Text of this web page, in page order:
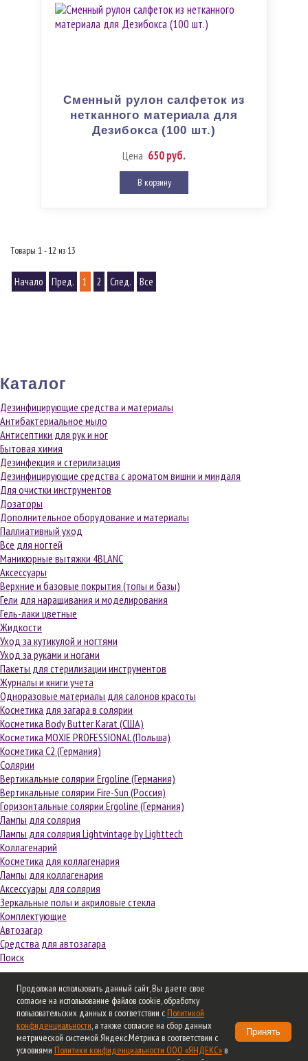
Продолжая использовать данный сайт, Вы даете свое
согласие на использование файлов cookie, обработку
пользовательских данных в соответствии с Политикой
конфиденциальности, а также согласие на сбор данных
метрической системой Яндекс.Метрика в соответствии с
условиями Политики конфиденциальности ООО «ЯНДЕКС» в
Принять
Сменный рулон салфеток из
нетканного материала для
Дезибокса (100 шт.)
Цена 650 руб.
В корзину
Товары 1 - 12 из 13
Начало Пред. 1 2 След. Все
Каталог
Дезинфицирующие средства и материалы
Антибактериальное мыло
Антисептики для рук и ног
Бытовая химия
Дезинфекция и стерилизация
Дезинфицирующие средства с ароматом вишни и миндаля
Для очистки инструментов
Дозаторы
Дополнительное оборудование и материалы
Паллиативный уход
Все для ногтей
Маникюрные вытяжки 4BLANC
Аксессуары
Верхние и базовые покрытия (топы и базы)
Гели для наращивания и моделирования
Гель-лаки цветные
Жидкости
Уход за кутикулой и ногтями
Уход за руками и ногами
Пакеты для стерилизации инструментов
Журналы и книги учета
Одноразовые материалы для салонов красоты
Косметика для загара в солярии
Косметика Body Butter Karat (США)
Косметика MOXIE PROFESSIONAL (Польша)
Косметика С2 (Германия)
Солярии
Вертикальные солярии Ergoline (Германия)
Вертикальные солярии Fire-Sun (Россия)
Горизонтальные солярии Ergoline (Германия)
Лампы для солярия
Лампы для солярия Lightvintage by Lighttech
Коллагенарий
Косметика для коллагенария
Лампы для коллагенария
Аксессуары для солярия
Зеркальные полы и акриловые стекла
Комплектующие
Автозагар
Средства для автозагара
Поиск
Часы работы:
Понедельник-четверг: с 9:30 до 18:30, пятница: с 9:30 до 18:00
Суббота и воскресенье – выходные
Звоните: +7 (495) 661-40-87, 109-57-16, +7 (926) 919-57-16
Пишите:welcome@profi-market.ru